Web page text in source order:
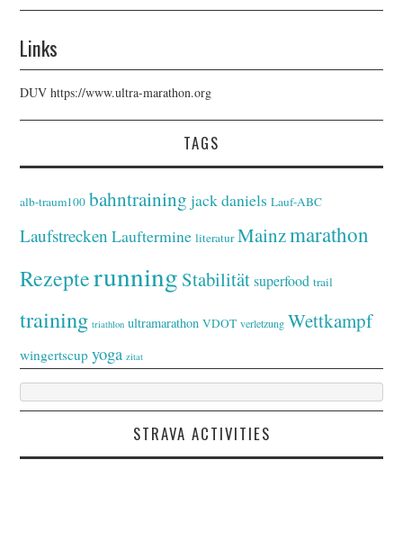
Links
DUVhttps://www.ultra-marathon.org
TAGS
alb-traum100 bahntraining jack daniels Lauf-ABC
Laufstrecken Lauftermine literatur Mainzmarathon
Rezepterunning Stabilität superfood trail
training triathlon ultramarathon VDOT verletzung Wettkampf
wingertscup yoga zitat
STRAVA ACTIVITIES